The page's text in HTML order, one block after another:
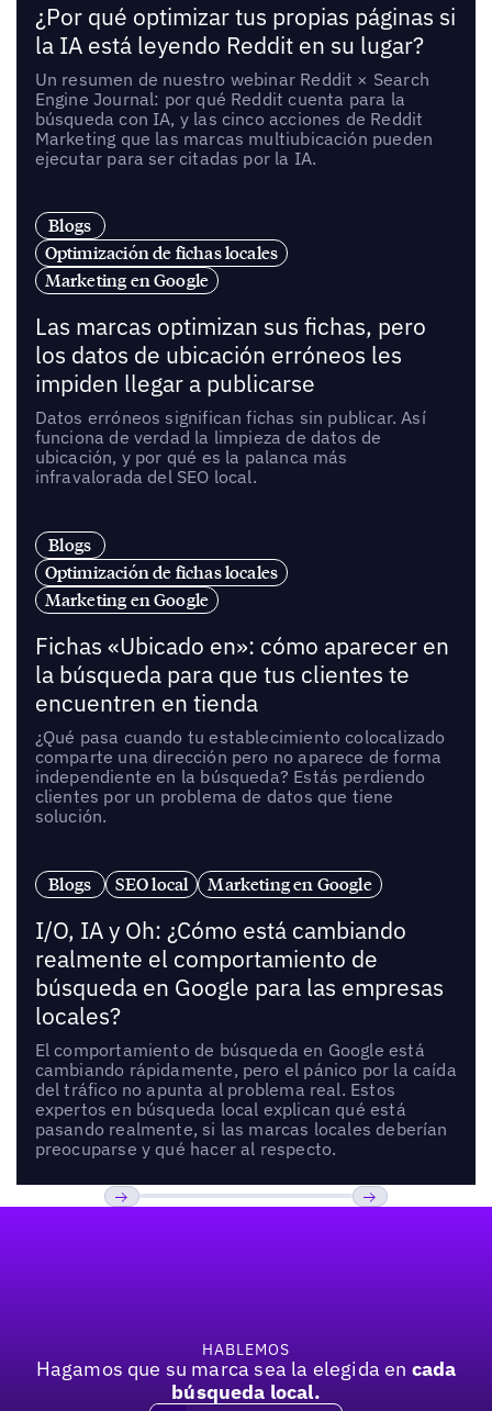
¿Por qué optimizar tus propias páginas si
la IA está leyendo Reddit en su lugar?
Un resumen de nuestro webinar Reddit × Search
Engine Journal: por qué Reddit cuenta para la
búsqueda con IA, y las cinco acciones de Reddit
Marketing que las marcas multiubicación pueden
ejecutar para ser citadas por la IA.
Blogs
Optimización de fichas locales
Marketing en Google
Las marcas optimizan sus fichas, pero
los datos de ubicación erróneos les
impiden llegar a publicarse
Datos erróneos significan fichas sin publicar. Así
funciona de verdad la limpieza de datos de
ubicación, y por qué es la palanca más
infravalorada del SEO local.
Blogs
Optimización de fichas locales
Marketing en Google
Fichas «Ubicado en»: cómo aparecer en
la búsqueda para que tus clientes te
encuentren en tienda
¿Qué pasa cuando tu establecimiento colocalizado
comparte una dirección pero no aparece de forma
independiente en la búsqueda? Estás perdiendo
clientes por un problema de datos que tiene
solución.
Blogs SEO local Marketing en Google
I/O, IA y Oh: ¿Cómo está cambiando
realmente el comportamiento de
búsqueda en Google para las empresas
locales?
El comportamiento de búsqueda en Google está
cambiando rápidamente, pero el pánico por la caída
del tráfico no apunta al problema real. Estos
expertos en búsqueda local explican qué está
pasando realmente, si las marcas locales deberían
preocuparse y qué hacer al respecto.
HABLEMOS
Hagamos que su marca sea la elegida en cada
búsqueda local.